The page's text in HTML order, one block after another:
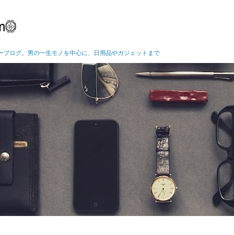
ブログ。男の一生モノを中心に、日用品やガジェットまで